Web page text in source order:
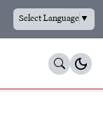
Select Language▼